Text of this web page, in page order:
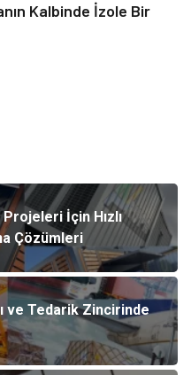
Kalbinde İzole Bir
İçin Hızlı
Çözümleri
ve Tedarik Zincirinde